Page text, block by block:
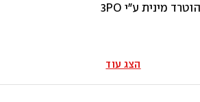
הצג עוד